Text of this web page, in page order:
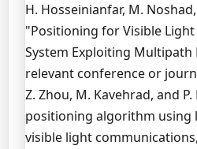
H. Hosseinianfar, M.
"Positioning for Visible
System Exploiting Multipath
relevant conference or
Z. Zhou, M. Kavehrad, and
positioning algorithm
visible light